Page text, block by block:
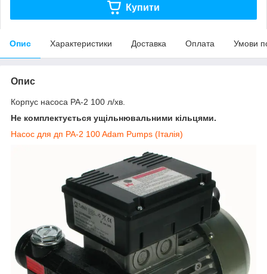
Купити
Опис Характеристики Доставка Оплата Умови
Опис
Корпус насоса PA-2 100 л/хв.
Не комплектується ущільнювальними кільцями.
Насос для дп PA-2 100 Adam Pumps (Італія)